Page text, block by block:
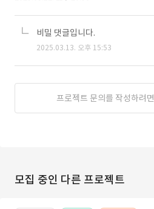
비밀 댓글입니다.
2025.03.13. 오후 15:53
프로젝트 문의를 작성하려면
모집 중인 다른 프로젝트